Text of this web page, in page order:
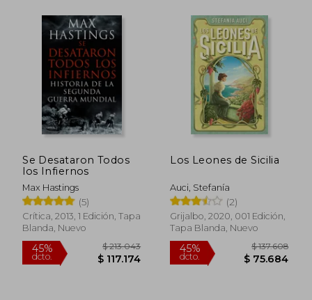
Se Desataron Todos
los Infiernos
Max Hastings
(5)
Crítica, 2013, 1 Edición, Tapa
Blanda, Nuevo
Los Leones de Sicilia
Auci, Stefanía
(2)
Grijalbo, 2020, 001 Edición,
Tapa Blanda, Nuevo